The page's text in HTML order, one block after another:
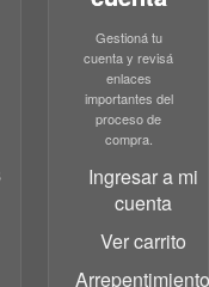
Gestioná tu
cuenta y revisá
enlaces
importantes del
proceso de
compra.
Ingresar a mi
cuenta
Ver carrito